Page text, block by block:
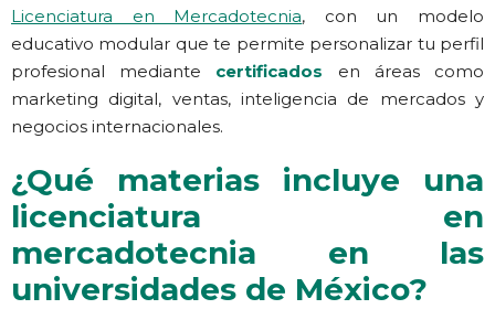
Licenciatura en Mercadotecnia, con un modelo
educativo modular que te permite personalizar tu perfil
profesional mediante certificados en áreas como
marketing digital, ventas, inteligencia de mercados y
negocios internacionales.
¿Qué materias incluye una
licenciatura en
mercadotecnia en las
universidades de México?